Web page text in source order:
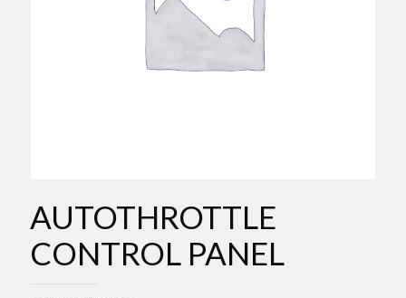
AUTOTHROTTLE
CONTROL PANEL